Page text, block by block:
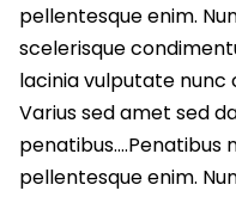
pellentesque enim.
scelerisque
lacinia vulputate nunc
Varius sed amet sed
penatibus….Penatibus
pellentesque enim.